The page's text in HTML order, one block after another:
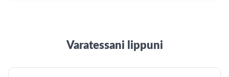
Varatessani lippuni